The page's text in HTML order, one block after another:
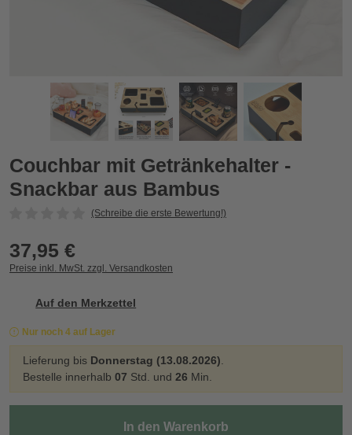
Couchbar mit Getränkehalter - Snackbar aus Bambus
Zurück
Couchbar mit Getränkehalter -
Snackbar aus Bambus
(Schreibe die erste Bewertung!)
37,95 €
Preise inkl. MwSt. zzgl. Versandkosten
Auf den Merkzettel
Nur noch 4 auf Lager
Lieferung bis Donnerstag (13.08.2026).
Bestelle innerhalb 07 Std. und 26 Min.
In den Warenkorb